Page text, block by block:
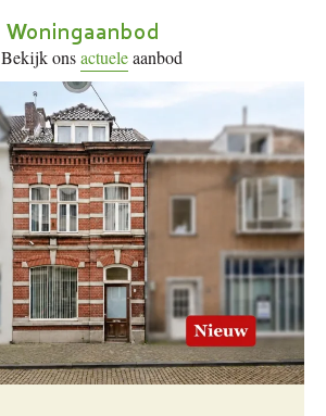
Woningaanbod
Bekijk onsactueleaanbod